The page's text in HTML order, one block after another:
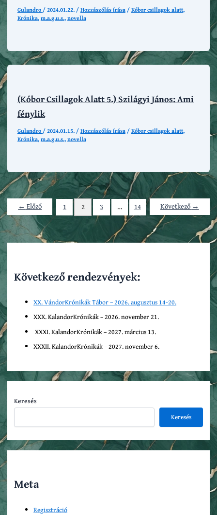
Gulandro/2024.01.22./Hozzászólás írása/Kóbor csillagok alatt,
Krónika,m.a.g.u.s.,novella
(Kóbor Csillagok Alatt 5.) Szilágyi János: Ami
fénylik
Gulandro /2024.01.15. /Hozzászólás írása /Kóbor csillagok alatt,
Krónika,m.a.g.u.s.,novella
← Előző 1 2 3 … 14 Következő →
Következő rendezvények:
XX. VándorKrónikák Tábor – 2026. augusztus 14-20.
XXX. KalandorKrónikák – 2026. november 21.
XXXI. KalandorKrónikák – 2027. március 13.
XXXII. KalandorKrónikák – 2027. november 6.
Keresés
Keresés
Meta
Regisztráció